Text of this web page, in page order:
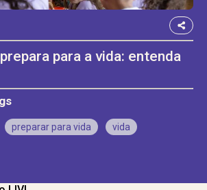
para a vida: entenda
preparar para vida vida